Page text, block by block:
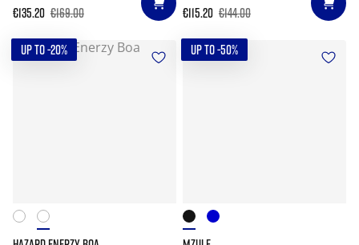
€135.20 €169.00 €115.20 €144.00
UP TO -20% UP TO -50%